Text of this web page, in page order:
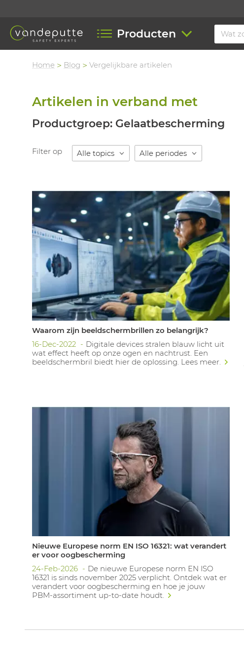
Producten
Home Blog Vergelijkbare artikelen
Artikelen in verband met
Productgroep: Gelaatbescherming
Filter op
Waarom zijn beeldschermbrillen zo belangrijk?
16-Dec-2022
Digitale devices stralen blauw licht uit
wat effect heeft op onze ogen en nachtrust. Een
beeldschermbril biedt hier de oplossing. Lees meer.
Nieuwe Europese norm EN ISO 16321: wat verandert
er voor oogbescherming
24-Feb-2026
De nieuwe Europese norm EN ISO
16321 is sinds november 2025 verplicht. Ontdek wat er
verandert voor oogbescherming en hoe je jouw
PBM‑assortiment up‑to‑date houdt.